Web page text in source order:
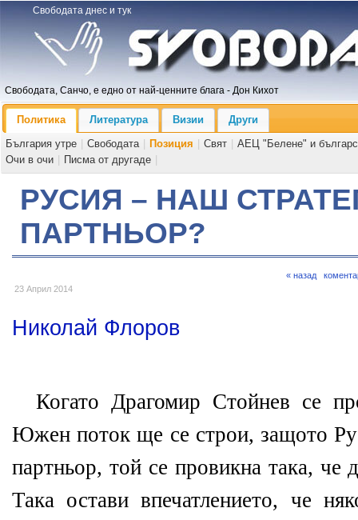
Свободата днес и тук
Свободата, Санчо, е едно от най-ценните блага - Дон Кихот
Политика Литература Визии
Други
България утре
Свободата Позиция Свят
АЕЦ "Белене" и
Очи в очи
Писма от другаде
РУСИЯ – НАШ
ПАРТНЬОР?
23 Април 2014
« назад
Николай Флоров
Когато Драгомир Стойнев се
Южен поток ще се строи, защото
партньор, той се провикна така,
Така остави впечатлението, че